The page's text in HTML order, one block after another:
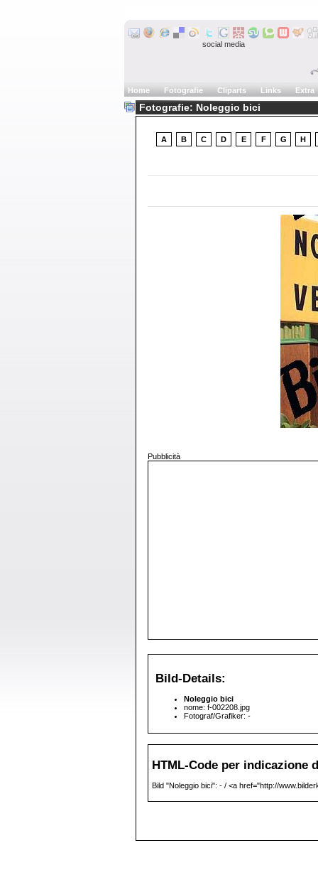
social media
Home Fotografie Cliparts Links Extra
Fotografie: Noleggio bici
A B C D E F G H
Pubblicità
Bild-Details:
Noleggio bici
nome: f-002208.jpg
Fotograf/Grafiker: -
HTML-Code per indicazione
Bild "Noleggio bici": - / <a href="http://